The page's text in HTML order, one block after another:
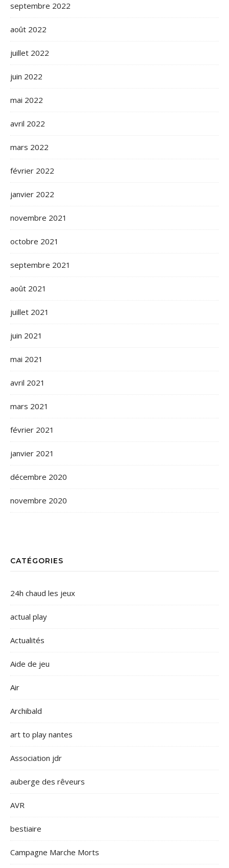
septembre 2022
août 2022
juillet 2022
juin 2022
mai 2022
avril 2022
mars 2022
février 2022
janvier 2022
novembre 2021
octobre 2021
septembre 2021
août 2021
juillet 2021
juin 2021
mai 2021
avril 2021
mars 2021
février 2021
janvier 2021
décembre 2020
novembre 2020
CATÉGORIES
24h chaud les jeux
actual play
Actualités
Aide de jeu
Air
Archibald
art to play nantes
Association jdr
auberge des rêveurs
AVR
bestiaire
Campagne Marche Morts